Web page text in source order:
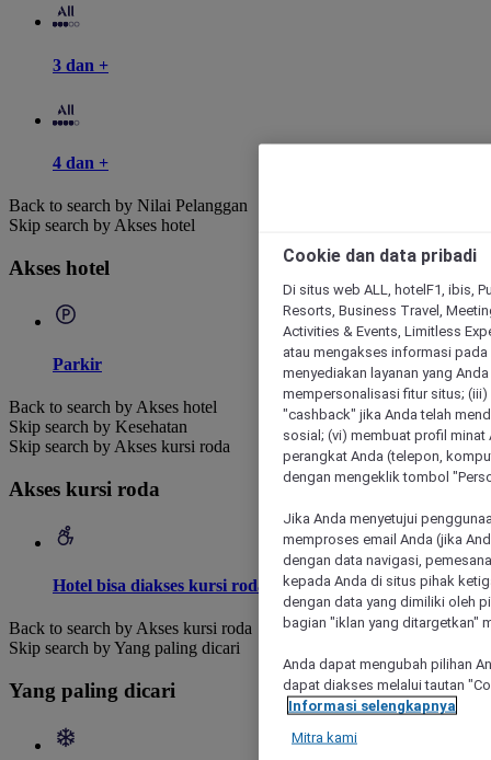
3 dan +
4 dan +
Back to search by Nilai Pelanggan
Skip search by Akses hotel
Akses hotel
Parkir
Back to search by Akses hotel
Skip search by Kesehatan
Skip search by Akses kursi roda
Akses kursi roda
Hotel bisa diakses kursi roda
Back to search by Akses kursi roda
Skip search by Yang paling dicari
Yang paling dicari
Cookie dan data pribadi
Di situs web ALL, hotelF1, ibis,
Resorts, Business Travel,
Activities & Events, Limitless
atau mengakses informasi
menyediakan layanan yang
mempersonalisasi fitur situs;
"cashback" jika Anda telah
sosial; (vi) membuat profil
perangkat Anda (telepon,
dengan mengeklik tombol
Jika Anda menyetujui
memproses email Anda (jika
dengan data navigasi,
kepada Anda di situs pihak
dengan data yang dimiliki oleh
bagian "iklan yang ditargetkan"
Anda dapat mengubah pilihan
dapat diakses melalui tautan
Informasi selengkapnya
Mitra kami